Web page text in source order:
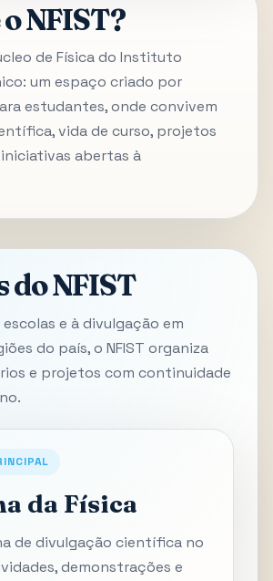
o NFIST?
de Física do Instituto
um espaço criado por
estudantes, onde convivem
vida de curso, projetos
abertas à
do NFIST
e à divulgação em
do país, o NFIST organiza
e projetos com continuidade
da Física
de divulgação científica no
demonstrações e